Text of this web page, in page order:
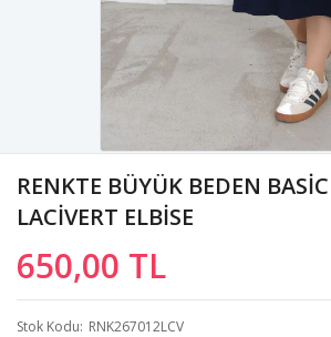
RENKTE BÜYÜK BEDEN
LACİVERT ELBİSE
650,00 TL
Stok Kodu RNK267012LCV